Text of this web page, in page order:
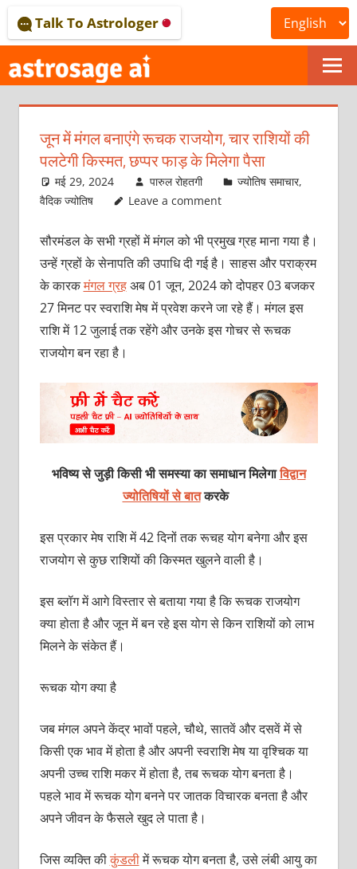
to
content
ONLINE
ASTROLOGICAL
JOURNAL
–
ASTROSAGE
MAGAZINE
Talk To Astrologer
जून में मंगल बनाएंगे रूचक राजयोग, चार राशियों की
पलटेगी किस्‍मत, छप्‍पर फाड़ के मिलेगा पैसा
मई 29, 2024 पारुल रोहतगी ज्योतिष समाचार,
वैदिक ज्योतिष
Leave a comment
सौरमंडल के सभी ग्रहों में मंगल को भी प्रमुख ग्रह माना गया है।
उन्‍हें ग्रहों के सेनापति की उपाधि दी गई है। साहस और पराक्रम
के कारकमंगल ग्रहअब 01 जून, 2024 को दोपहर 03 बजकर
27 मिनट पर स्‍वराशि मेष में प्रवेश करने जा रहे हैं। मंगल इस
राशि में 12 जुलाई तक रहेंगे और उनके इस गोचर से रूचक
राजयोग बन रहा है।
भविष्य से जुड़ी किसी भी समस्या का समाधान मिलेगाविद्वान
ज्योतिषियों से बातकरके
इस प्रकार मेष राशि में 42 दिनों तक रूचह योग बनेगा और इस
राजयोग से कुछ राशियों की किस्‍मत खुलने वाली है।
इस ब्‍लॉग में आगे विस्‍तार से बताया गया है कि रूचक राजयोग
क्‍या होता है और जून में बन रहे इस योग से किन राशियों को लाभ
मिलने के संकेत हैं।
रूचक योग क्‍या है
जब मंगल अपने केंद्र भावों पहले, चौथे, सातवें और दसवें में से
किसी एक भाव में होता है और अपनी स्‍वराशि मेष या वृश्चिक या
अपनी उच्‍च राशि मकर में होता है, तब रूचक योग बनता है।
पहले भाव में रूचक योग बनने पर जातक विचारक बनता है और
अपने जीवन के फैसले खुद ले पाता है।
जिस व्‍यक्‍ति कीकुंडलीमें रूचक योग बनता है, उसे लंबी आयु का